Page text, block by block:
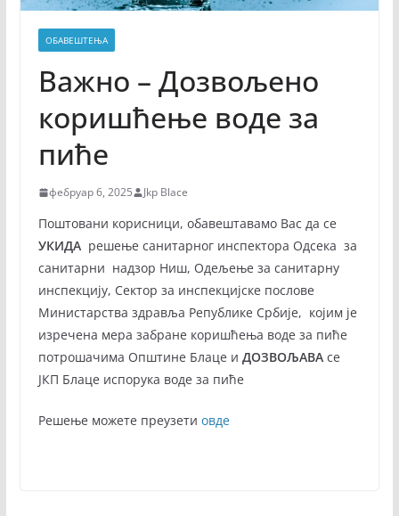
ОБАВЕШТЕЊА
Важно – Дозвољено
коришћење воде за
пиће
фебруар 6, 2025 Jkp Blace
Поштовани корисници, обавештавамо Вас да се
УКИДАрешење санитарног инспектора Одсека за
санитарни надзор Ниш, Одељење за санитарну
инспекцију, Сектор за инспекцијске послове
Министарства здравља Републике Србије, којим је
изречена мера забране коришћења воде за пиће
потрошачима Општине Блаце и ДОЗВОЉАВАсе
ЈКП Блаце испорука воде за пиће
Решење можете преузети овде